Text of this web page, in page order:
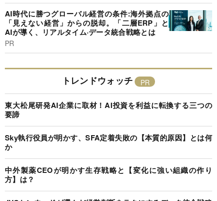
AI時代に勝つグローバル経営の条件:海外拠点の
「見えない経営」からの脱却。「二層ERP」と
AIが導く、リアルタイム·データ統合戦略とは
PR
トレンドウォッチ
東大松尾研発AI企業に取材！AI投資を利益に転換する三つの
要諦
Sky執行役員が明かす、SFA定着失敗の【本質的原因】とは何
か
中外製薬CEOが明かす生存戦略と【変化に強い組織の作り
方】は？